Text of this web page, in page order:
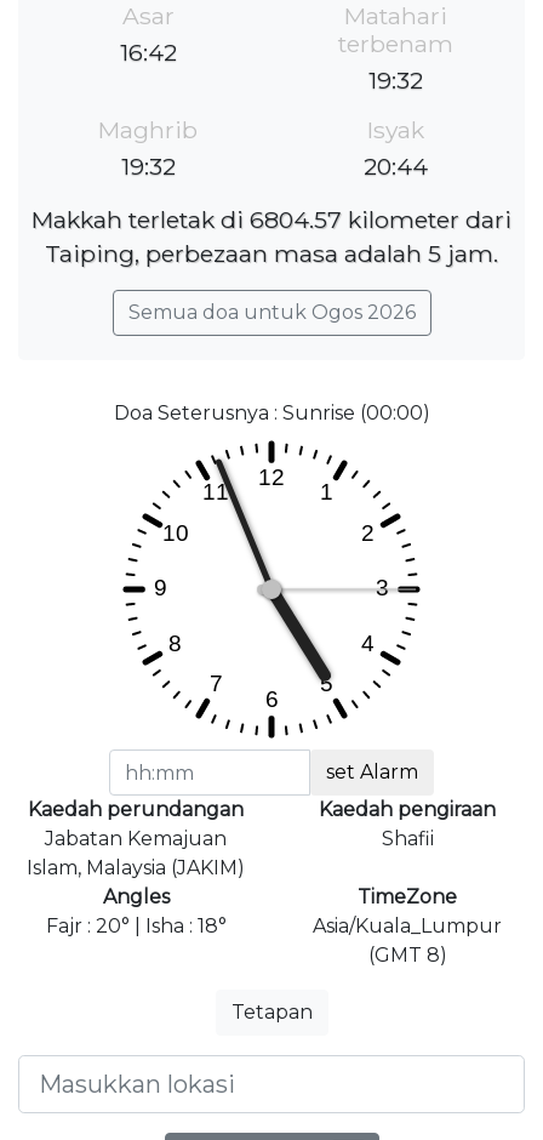
Asar
16:42
Matahari
terbenam
19:32
Maghrib
19:32
Isyak
20:44
Makkah terletak di 6804.57 kilometer dari
Taiping, perbezaan masa adalah 5 jam.
Semua doa untuk Ogos 2026
Doa Seterusnya : Sunrise (00:00)
set Alarm
Kaedah perundangan
Jabatan Kemajuan
Islam, Malaysia (JAKIM)
Kaedah pengiraan
Shafii
Angles
Fajr : 20° | Isha : 18°
TimeZone
Asia/Kuala_Lumpur
(GMT 8)
Tetapan